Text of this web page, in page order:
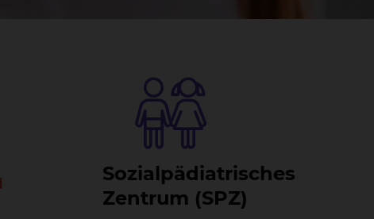
So­zi­al­päd­ia­tri­sches
Zen­trum (SPZ)